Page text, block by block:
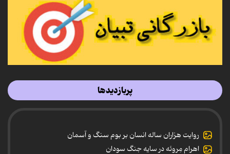
پربازدیدها
روایت هزاران ساله انسان بر بوم سنگ و آسمان
اهرام مِروئه در سایه جنگ سودان